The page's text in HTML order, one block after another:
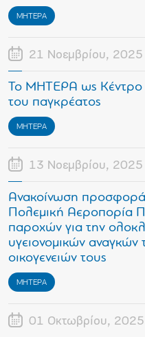
ΜΗΤΕΡΑ
21 Νοεμβρίου, 2025
Το ΜΗΤΕΡΑ ως Κέντρο
του παγκρέατος
ΜΗΤΕΡΑ
13 Νοεμβρίου, 2025
Ανακοίνωση
Πολεμική Αεροπορία
παροχών για την
υγειονομικών
οικογενειών τους
ΜΗΤΕΡΑ
01 Οκτωβρίου, 2025